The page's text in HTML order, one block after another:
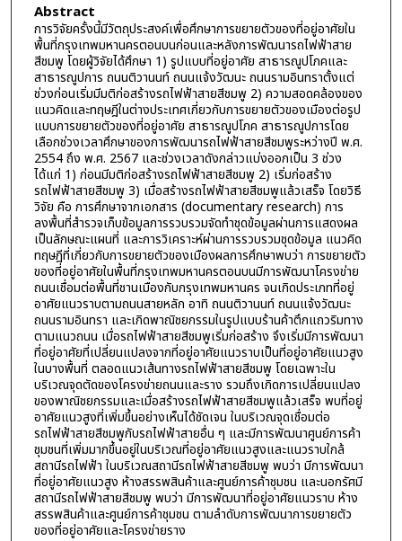
Abstract
การวิจัยครั้งนี้มีวัตถุประสงค์เพื่อศึกษาการขยายตัวของที่อยู่อาศัยใน
พื้นที่กรุงเทพมหานครตอนบนก่อนและหลังการพัฒนารถไฟฟ้าสาย
สีชมพู โดยผู้วิจัยได้ศึกษา 1) รูปแบบที่อยู่อาศัย สาธารณูปโภคและ
สาธารณูปการ ถนนติวานนท์ ถนนแจ้งวัฒนะ ถนนรามอินทราตั้งแต่
ช่วงก่อนเริ่มมีมติก่อสร้างรถไฟฟ้าสายสีชมพู 2) ความสอดคล้องของ
แนวคิดและทฤษฎีในต่างประเทศเกี่ยวกับการขยายตัวของเมืองต่อรูป
แบบการขยายตัวของที่อยู่อาศัย สาธารณูปโภค สาธารณูปการโดย
เลือกช่วงเวลาศึกษาของการพัฒนารถไฟฟ้าสายสีชมพูระหว่างปี พ.ศ.
2554 ถึง พ.ศ. 2567 และช่วงเวลาดังกล่าวแบ่งออกเป็น 3 ช่วง
ได้แก่ 1) ก่อนมีมติก่อสร้างรถไฟฟ้าสายสีชมพู 2) เริ่มก่อสร้าง
รถไฟฟ้าสายสีชมพู 3) เมื่อสร้างรถไฟฟ้าสายสีชมพูแล้วเสร็จ โดยวิธี
วิจัย คือ การศึกษาจากเอกสาร (documentary research) การ
ลงพื้นที่สำรวจเก็บข้อมูลการรวบรวมจัดทำชุดข้อมูลผ่านการแสดงผล
เป็นลักษณะแผนที่ และการวิเคราะห์ผ่านการรวบรวมชุดข้อมูล แนวคิด
ทฤษฎีที่เกี่ยวกับการขยายตัวของเมืองผลการศึกษาพบว่า การขยายตัว
ของที่อยู่อาศัยในพื้นที่กรุงเทพมหานครตอนบนมีการพัฒนาโครงข่าย
ถนนเชื่อมต่อพื้นที่ชานเมืองกับกรุงเทพมหานคร จนเกิดประเภทที่อยู่
อาศัยแนวราบตามถนนสายหลัก อาทิ ถนนติวานนท์ ถนนแจ้งวัฒนะ
ถนนรามอินทรา และเกิดพาณิชยกรรมในรูปแบบร้านค้าตึกแถวริมทาง
ตามแนวถนน เมื่อรถไฟฟ้าสายสีชมพูเริ่มก่อสร้าง จึงเริ่มมีการพัฒนา
ที่อยู่อาศัยที่เปลี่ยนแปลงจากที่อยู่อาศัยแนวราบเป็นที่อยู่อาศัยแนวสูง
ในบางพื้นที่ ตลอดแนวเส้นทางรถไฟฟ้าสายสีชมพู โดยเฉพาะใน
บริเวณจุดตัดของโครงข่ายถนนและราง รวมถึงเกิดการเปลี่ยนแปลง
ของพาณิชยกรรมและเมื่อสร้างรถไฟฟ้าสายสีชมพูแล้วเสร็จ พบที่อยู่
อาศัยแนวสูงที่เพิ่มขึ้นอย่างเห็นได้ชัดเจน ในบริเวณจุดเชื่อมต่อ
รถไฟฟ้าสายสีชมพูกับรถไฟฟ้าสายอื่น ๆ และมีการพัฒนาศูนย์การค้า
ชุมชนที่เพิ่มมากขึ้นอยู่ในบริเวณที่อยู่อาศัยแนวสูงและแนวราบใกล้
สถานีรถไฟฟ้า ในบริเวณสถานีรถไฟฟ้าสายสีชมพู พบว่า มีการพัฒนา
ที่อยู่อาศัยแนวสูง ห้างสรรพสินค้าและศูนย์การค้าชุมชน และนอกรัศมี
สถานีรถไฟฟ้าสายสีชมพู พบว่า มีการพัฒนาที่อยู่อาศัยแนวราบ ห้าง
สรรพสินค้าและศูนย์การค้าชุมชน ตามลำดับการพัฒนาการขยายตัว
ของที่อยู่อาศัยและโครงข่ายราง